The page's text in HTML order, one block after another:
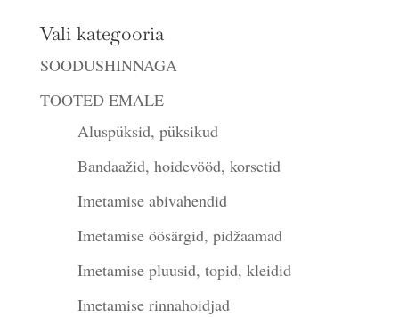
Vali kategooria
SOODUSHINNAGA
TOOTED EMALE
Aluspüksid, püksikud
Bandaažid, hoidevööd, korsetid
Imetamise abivahendid
Imetamise öösärgid, pidžaamad
Imetamise pluusid, topid, kleidid
Imetamise rinnahoidjad